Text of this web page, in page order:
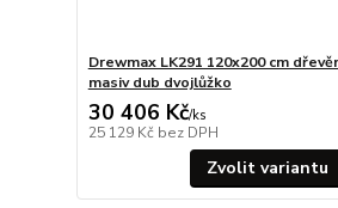
Drewmax LK291 120x200 cm
masiv dub dvojlůžko
30 406 Kč/ks
25 129 Kč bez DPH
Zvolit variantu